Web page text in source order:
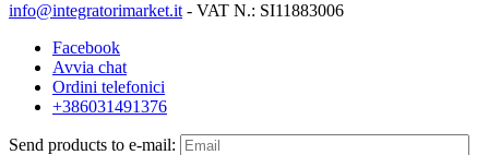
info@integratorimarket.it - VAT N.: SI11883006
Facebook
Avvia chat
Ordini telefonici
+386031491376
Send products to e-mail: